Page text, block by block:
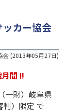
カー協会
会 (2013年05月27日)
間 !!
県
判）限定 で